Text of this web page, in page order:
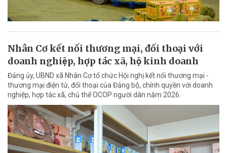
Nhân Cơ kết nối thương mại, đối thoại với
doanh nghiệp, hợp tác xã, hộ kinh doanh
Đảng ủy, UBND xã Nhân Cơ tổ chức Hội nghị kết nối thương mại -
thương mại điện tử, đối thoại của Đảng bộ, chính quyền với doanh
nghiệp, hợp tác xã, chủ thể OCOP người dân năm 2026.